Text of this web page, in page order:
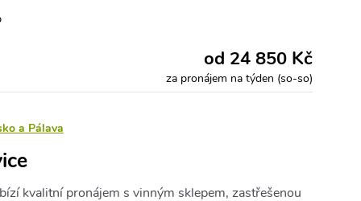
od 24 850 Kč
za pronájem na týden (so-so)
a Pálava
kvalitní pronájem s vinným sklepem, zastřešenou